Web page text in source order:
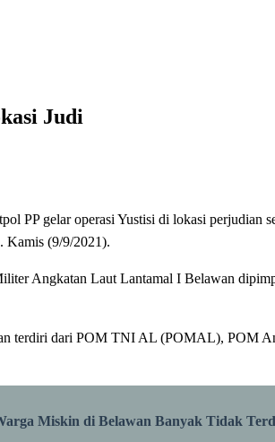
Judi
PP gelar operasi Yustisi di lokasi perjudian
Kamis (9/9/2021).
Angkatan Laut Lantamal I Belawan
terdiri dari POM TNI AL (POMAL), POM
Miskin di Belawan Banyak Tidak